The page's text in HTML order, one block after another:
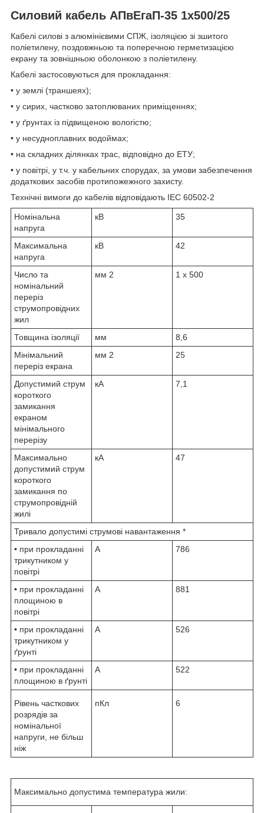
Силовий кабель АПвЕгаП-35 1х500/25
Кабелі силові з алюмінієвими СПЖ, ізоляцією зі зшитого
поліетилену, поздовжньою та поперечною герметизацією
екрану та зовнішньою оболонкою з поліетилену.
Кабелі застосовуються для прокладання:
• у землі (траншеях);
• у сирих, частково затоплюваних приміщеннях;
• у ґрунтах із підвищеною вологістю;
• у несудноплавних водоймах;
• на складних ділянках трас, відповідно до ЕТУ;
• у повітрі, у т.ч. у кабельних спорудах, за умови забезпечення
додаткових засобів протипожежного захисту.
Технічні вимоги до кабелів відповідають IEC 60502-2
Номінальна
напруга
кВ 35
Максимальна
напруга
кВ 42
Число та
номінальний
переріз
струмопровідних
жил
мм 2 1 x 500
Товщина ізоляції мм
8,6
Мінімальний
переріз екрана
мм 2 25
Допустимий струм
короткого
замикання
екраном
мінімального
перерізу
кА 7,1
Максимально
допустимий струм
короткого
замикання по
струмопровідній
жилі
кА 47
Тривало допустимі струмові навантаження *
• при прокладанні
трикутником у
повітрі
А 786
• при прокладанні
площиною в
повітрі
А 881
• при прокладанні
трикутником у
ґрунті
А 526
• при прокладанні
площиною в ґрунті
А 522
Рівень часткових
розрядів за
номінальної
напруги, не більш
ніж
пКл 6
Максимально допустима температура жили: